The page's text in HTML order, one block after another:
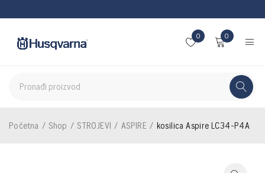
0 0
Početna / Shop / STROJEVI / ASPIRE / kosilica Aspire LC34-P4A